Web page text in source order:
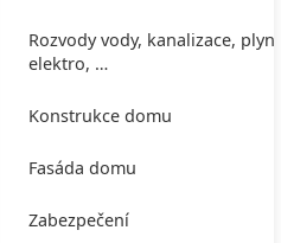
Rozvody vody, kanalizace, plynu,
elektro, …
Konstrukce domu
Fasáda domu
Zabezpečení